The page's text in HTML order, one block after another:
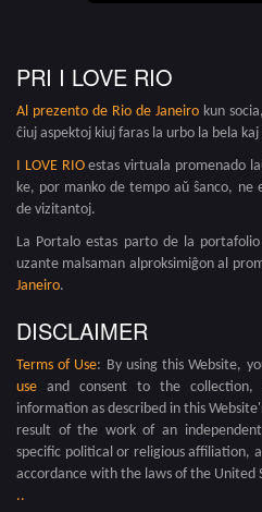
PRI I LOVE RIO
Al prezento de Rio de Janeiro kun
ĉiuj aspektoj kiuj faras la urbo la bela
I LOVE RIOestas virtuala promenado
ke, por manko de tempo aŭ ŝanco,
de vizitantoj.
La Portalo estas parto de la
uzante malsaman alproksimiĝon al
Janeiro.
DISCLAIMER
Terms of Use: By using this Website,
use and consent to the collection,
information as described in this
result of the work of an
specific political or religious affiliation,
accordance with the laws of the United
..